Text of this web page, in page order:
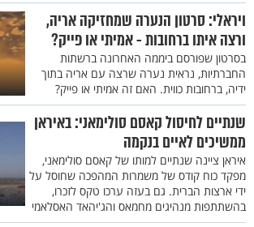
ויראלי: סרטון הנערה שמחזיקה אריה,
ורצה איתו ברחובות - אמיתי או פייק?
בסרטון שפורסם ביממה האחרונה ברשתות
החברתיות, נראית נערה שרצה עם אריה בתוך
ידיה, ברחובות כווית. האם זה אמיתי או פייק?
שנתיים לחיסול קאסם סולימאני: באיראן
ממשיכים לאיים בנקמה
איראן ציינה שנתיים למותו של קאסם סולימאני,
מפקד כוח קודס של משמרות המהפכה שחוסל על
ידי ארצות הברית. גם בעזה ערכו טקס לזכרו,
בהשתתפות מנהיגים מחמאס והג'יהאד האסלאמי